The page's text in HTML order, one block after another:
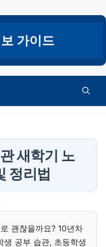
가이드
새학기 노
정리법
괜찮을까요? 10년차
공부 습관, 초등학생